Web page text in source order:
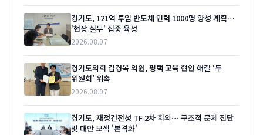
경기도, 121억 투입 반도체 인력 1000명 양성 계획…
'현장 실무' 집중 육성
2026.08.07
경기도의회 김경옥 의원, 평택 교육 현안 해결 ‘두
위원회’ 위촉
2026.08.07
경기도, 재정건전성 TF 2차 회의… 구조적 문제 진단
및 대안 모색 '본격화'